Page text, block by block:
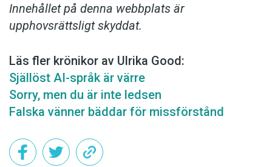
Innehållet på denna webbplats är
upphovsrättsligt skyddat.
Läs fler krönikor av Ulrika Good:
Själlöst AI-språk är värre
Sorry, men du är inte ledsen
Falska vänner bäddar för missförstånd